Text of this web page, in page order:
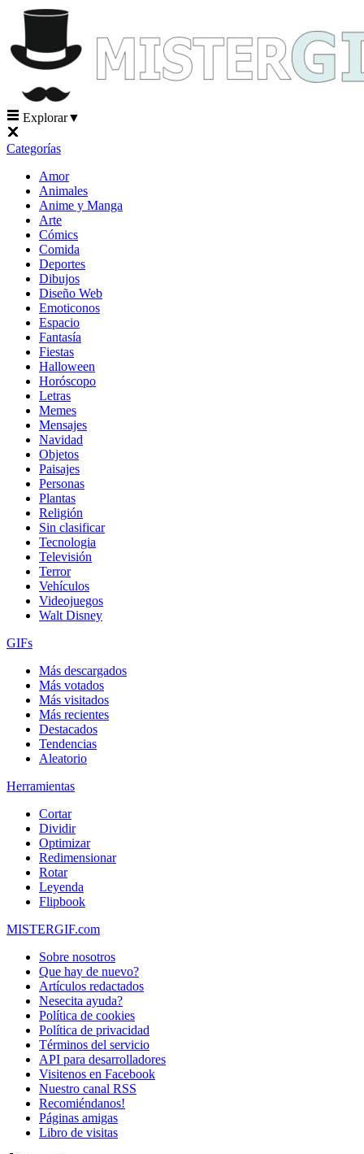
Explorar▼
Categorías
Amor
Animales
Anime y Manga
Arte
Cómics
Comida
Deportes
Dibujos
Diseño Web
Emoticonos
Espacio
Fantasía
Fiestas
Halloween
Horóscopo
Letras
Memes
Mensajes
Navidad
Objetos
Paisajes
Personas
Plantas
Religión
Sin clasificar
Tecnologia
Televisión
Terror
Vehículos
Videojuegos
Walt Disney
GIFs
Más descargados
Más votados
Más visitados
Más recientes
Destacados
Tendencias
Aleatorio
Herramientas
Cortar
Dividir
Optimizar
Redimensionar
Rotar
Leyenda
Flipbook
MISTERGIF.com
Sobre nosotros
Que hay de nuevo?
Artículos redactados
Nesecita ayuda?
Política de cookies
Política de privacidad
Términos del servicio
API para desarrolladores
Visitenos en Facebook
Nuestro canal RSS
Recomiéndanos!
Páginas amigas
Libro de visitas